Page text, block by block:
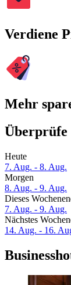
Verdiene
Mehr
Überprüfe
Heute
7. Aug. - 8. Aug.
Morgen
8. Aug. - 9. Aug.
Dieses
7. Aug. - 9. Aug.
Nächstes
14. Aug. - 16.